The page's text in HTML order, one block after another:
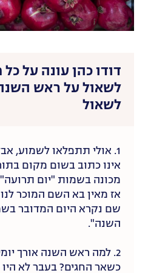
דודו כהן עונה על
לשאול על ראש
לשאול
1. אולי תתפלאו לשמוע,
אינו כתוב בשום מקום
מכונה בשמות "יום תרועה"
אז מאין בא השם המוכר
שם נקרא היום המדובר
השנה".
2. למה ראש השנה אורך
כשאר החגים? בעבר לא